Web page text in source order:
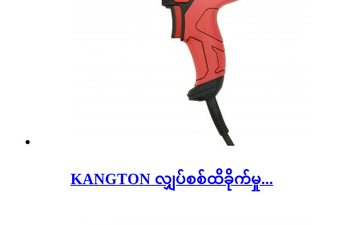
KANGTON လျှပ်စစ်ထိခိုက်မှု...